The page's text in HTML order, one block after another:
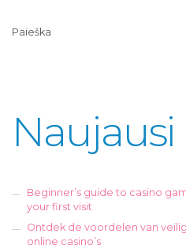
Paieška
Naujausi
Beginner’s guide to casino
your first visit
Ontdek de voordelen van
online casino’s